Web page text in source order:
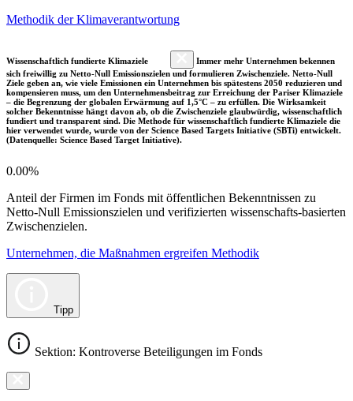
Methodik der Klimaverantwortung
Wissenschaftlich fundierte Klimaziele
Immer mehr Unternehmen bekennen
sich freiwillig zu Netto-Null Emissionszielen und formulieren Zwischenziele. Netto-Null
Ziele geben an, wie viele Emissionen ein Unternehmen bis spätestens 2050 reduzieren und
kompensieren muss, um den Unternehmensbeitrag zur Erreichung der Pariser Klimaziele
– die Begrenzung der globalen Erwärmung auf 1,5°C – zu erfüllen. Die Wirksamkeit
solcher Bekenntnisse hängt davon ab, ob die Zwischenziele glaubwürdig, wissenschaftlich
fundiert und transparent sind. Die Methode für wissenschaftlich fundierte Klimaziele die
hier verwendet wurde, wurde von der Science Based Targets Initiative (SBTi) entwickelt.
(Datenquelle: Science Based Target Initiative).
0.00%
Anteil der Firmen im Fonds mit öffentlichen Bekenntnissen zu
Netto-Null Emissionszielen und verifizierten wissenschafts-basierten
Zwischenzielen.
Unternehmen, die Maßnahmen ergreifen Methodik
Tipp
Sektion: Kontroverse Beteiligungen im Fonds